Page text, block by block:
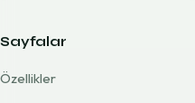
Sayfalar
Özellikler